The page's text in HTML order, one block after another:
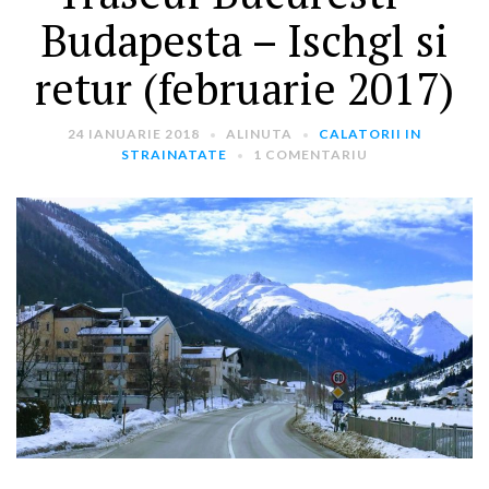
Budapesta – Ischgl si
retur (februarie 2017)
24 IANUARIE 2018 ALINUTA
CALATORII IN
STRAINATATE
1 COMENTARIU
„Jurnalul Alinutei”
implineste azi 10 ani!
25 NOIEMBRIE 2024
„Let’s Talk About
Menopause” – dincolo de a
fi un subiect tabu
2 APRILIE 2024
Un weekend in La Spezia si
Cinque Terre